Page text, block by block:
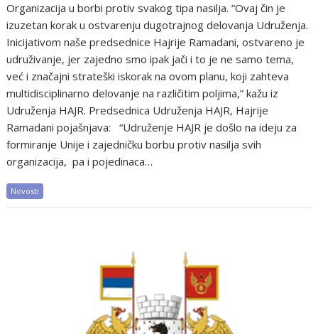
Organizacija u borbi protiv svakog tipa nasilja. “Ovaj čin je
izuzetan korak u ostvarenju dugotrajnog delovanja Udruženja.
Inicijativom naše predsednice Hajrije Ramadani, ostvareno je
udruživanje, jer zajedno smo ipak jači i to je ne samo tema,
već i značajni strateški iskorak na ovom planu, koji zahteva
multidisciplinarno delovanje na različitim poljima,” kažu iz
Udruženja HAJR. Predsednica Udruženja HAJR, Hajrije
Ramadani pojašnjava: “Udruženje HAJR je došlo na ideju za
formiranje Unije i zajedničku borbu protiv nasilja svih
organizacija, pa i pojedinaca…
Novosti